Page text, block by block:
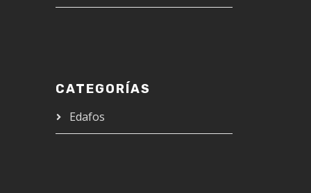
CATEGORÍAS
Edafos